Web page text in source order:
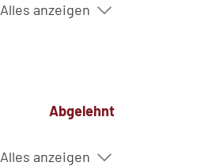
Alles anzeigen
Abgelehnt
Alles anzeigen